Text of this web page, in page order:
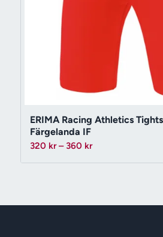
ERIMA Racing Athletics
Färgelanda IF
320 kr – 360 krPrisintervall: